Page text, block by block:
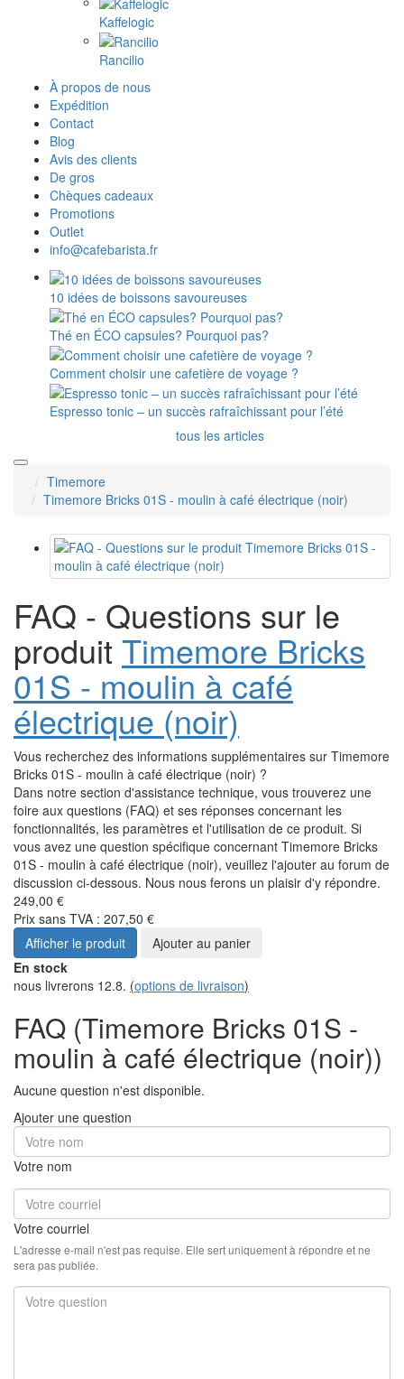
Kaffelogic
Rancilio
À propos de nous
Expédition
Contact
Blog
Avis des clients
De gros
Chèques cadeaux
Promotions
Outlet
info@cafebarista.fr
10 idées de boissons savoureuses
Thé en ÉCO capsules? Pourquoi pas?
Comment choisir une cafetière de voyage ?
Espresso tonic – un succès rafraîchissant pour l’été
tous les articles
Timemore
Timemore Bricks 01S - moulin à café électrique (noir)
FAQ - Questions sur le
produitTimemore Bricks
01S - moulin à café
électrique (noir)
Vous recherchez des informations supplémentaires sur Timemore
Bricks 01S - moulin à café électrique (noir) ?
Dans notre section d'assistance technique, vous trouverez une
foire aux questions (FAQ) et ses réponses concernant les
fonctionnalités, les paramètres et l'utilisation de ce produit. Si
vous avez une question spécifique concernant Timemore Bricks
01S - moulin à café électrique (noir), veuillez l'ajouter au forum de
discussion ci-dessous. Nous nous ferons un plaisir d'y répondre.
249,00 €
Prix sans TVA : 207,50 €
Afficher le produit
Ajouter au panier
En stock
nous livrerons 12.8. (options de livraison)
FAQ (Timemore Bricks 01S -
moulin à café électrique (noir))
Aucune question n'est disponible.
Ajouter une question
Votre nom
Votre courriel
L'adresse e-mail n'est pas requise. Elle sert uniquement à répondre et ne
sera pas publiée.